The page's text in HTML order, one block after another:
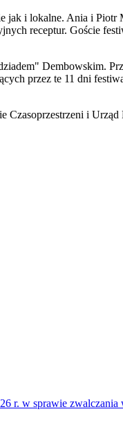
i lokalne. Ania i
receptur. Goście
Dembowskim.
przez te 11 dni
Czasoprzestrzeni i
w sprawie zwalczania